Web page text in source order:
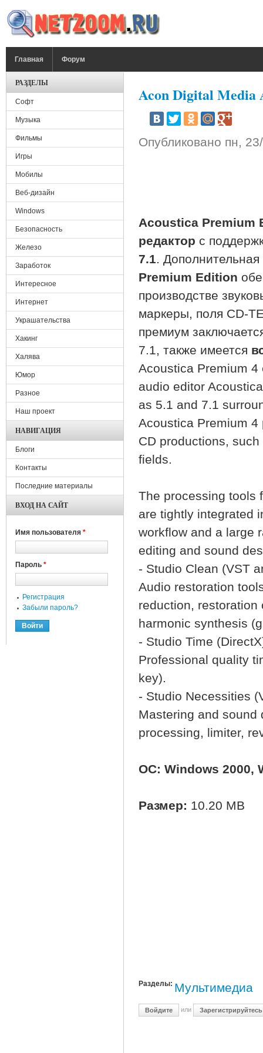
Главная Форум
Acon Digital Media
Опубликовано пн,
Acoustica Premium
редактор с
7.1.
Premium Edition
производстве
маркеры, поля CD-
премиум
7.1, также имеется
Acoustica Premium
audio editor
as 5.1 and 7.1
Acoustica Premium
CD productions,
fields.
The processing tools
are tightly integrated
workflow and a large
editing and sound
- Studio Clean (VST
Audio restoration
reduction,
harmonic synthesis
- Studio Time
Professional quality
key).
- Studio Necessities
Mastering and sound
processing, limiter,
OC: Windows 2000,
Размер: 10.20 MB
Разделы: Мультимедиа
Войдите или Зарегистрируйтесь
РАЗДЕЛЫ
Софт
Музыка
Фильмы
Игры
Мобилы
Веб-дизайн
Windows
Безопасность
Железо
Заработок
Интересное
Интернет
Украшательства
Хакинг
Халява
Юмор
Разное
Наш проект
НАВИГАЦИЯ
Блоги
Контакты
Последние материалы
ВХОД НА САЙТ
Имя пользователя *
Пароль *
Регистрация
Забыли пароль?